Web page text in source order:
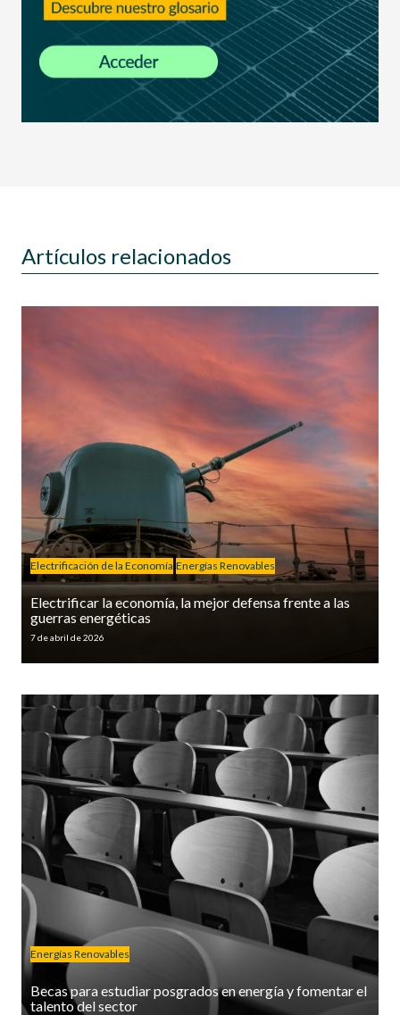
Artículos relacionados
Electrificación de la Economía Energías Renovables
Electrificar la economía, la mejor defensa frente a las
guerras energéticas
7 de abril de 2026
Energías Renovables
Becas para estudiar posgrados en energía y fomentar el
talento del sector